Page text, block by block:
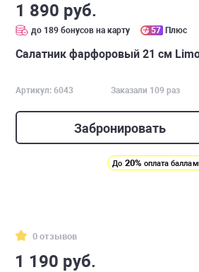
1 890 руб.
до 189 бонусов на карту 57 Плюс
Салатник фарфоровый 21 см
Артикул: 6043 Заказали 109 раз
Забронировать
До 20% оплата
0 отзывов
1 190 руб.